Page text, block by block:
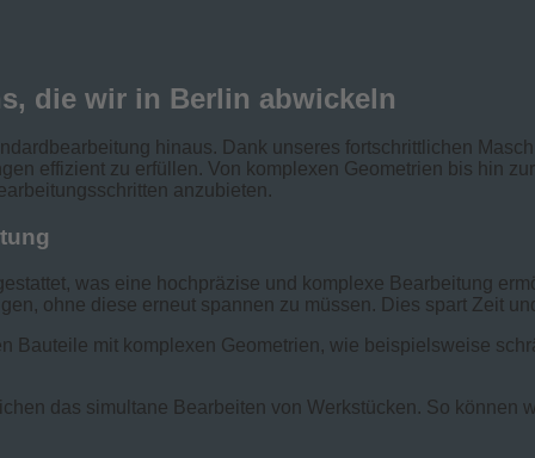
die wir in Berlin abwickeln
hinaus. Dank unseres fortschrittlichen
effizient zu erfüllen. Von komplexen Geometrien bis hin
anzubieten.
was eine hochpräzise und komplexe Bearbeitung
ohne diese erneut spannen zu müssen. Dies spart Zeit
Bauteile mit komplexen Geometrien, wie beispielsweise
das simultane Bearbeiten von Werkstücken. So können